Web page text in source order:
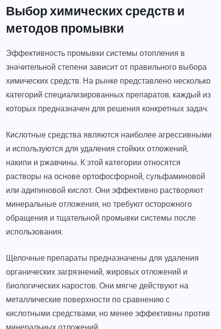
Выбор химических средств и
методов промывки
Эффективность промывки системы отопления в
значительной степени зависит от правильного выбора
химических средств. На рынке представлено несколько
категорий специализированных препаратов, каждый из
которых предназначен для решения конкретных задач.
Кислотные средства являются наиболее агрессивными
и используются для удаления стойких отложений,
накипи и ржавчины. К этой категории относятся
растворы на основе ортофосфорной, сульфаминовой
или адипиновой кислот. Они эффективно растворяют
минеральные отложения, но требуют осторожного
обращения и тщательной промывки системы после
использования.
Щелочные препараты предназначены для удаления
органических загрязнений, жировых отложений и
биологических наростов. Они мягче действуют на
металлические поверхности по сравнению с
кислотными средствами, но менее эффективны против